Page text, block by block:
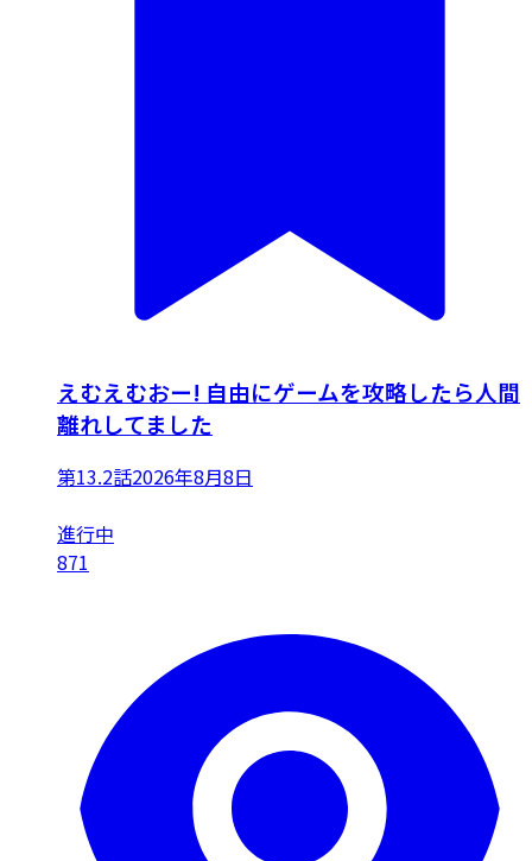
えむえむおー! 自由にゲームを攻略したら人間
離れしてました
第13.2話2026年8月8日
進行中
871